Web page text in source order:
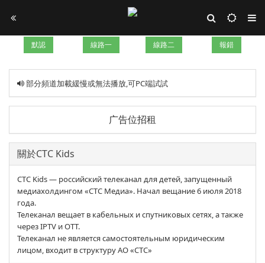
默認 線路一 線路二 報錯
部分頻道加載緩慢或無法播放,可PC端試試
广告位招租
關於СТС Kids
CTC Kids — российский телеканал для детей, запущенный
медиахолдингом «СТС Медиа». Начал вещание 6 июля 2018
года.
Телеканал вещает в кабельных и спутниковых сетях, а также
через IPTV и OTT.
Телеканал не является самостоятельным юридическим
лицом, входит в структуру АО «СТС»